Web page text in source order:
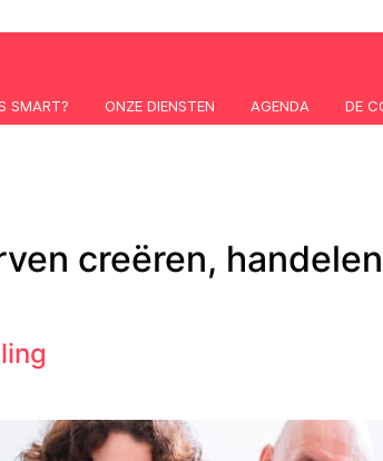
SMART? ONZE DIENSTEN AGENDA DE
creëren,